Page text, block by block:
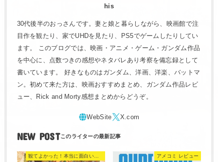
his
30代後半のおっさんです。妻と娘と暮らしながら、映画館で注
目作を観たり、家でUHDを見たり、PS5でゲームしたりしてい
ます。 このブログでは、映画・アニメ・ゲーム・ガンダム作品
を中心に、点数つきの感想やネタバレあり考察を備忘録として
書いています。 好きなものはガンダム、洋画、洋楽、バットマ
ン。初めて来た方は、映画おすすめまとめ、ガンダム作品レビ
ュー、Rick and Morty感想まとめからどうぞ。
NEW POST
アメコミ レビュー